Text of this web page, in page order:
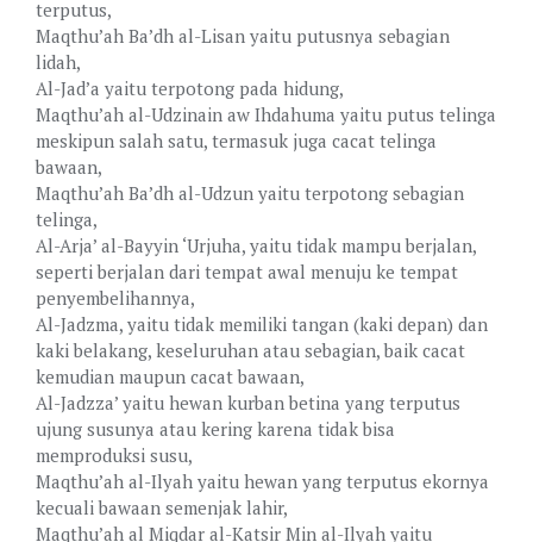
terputus,
Maqthu’ah Ba’dh al-Lisan yaitu putusnya sebagian
lidah,
Al-Jad’a yaitu terpotong pada hidung,
Maqthu’ah al-Udzinain aw Ihdahuma yaitu putus telinga
meskipun salah satu, termasuk juga cacat telinga
bawaan,
Maqthu’ah Ba’dh al-Udzun yaitu terpotong sebagian
telinga,
Al-Arja’ al-Bayyin ‘Urjuha, yaitu tidak mampu berjalan,
seperti berjalan dari tempat awal menuju ke tempat
penyembelihannya,
Al-Jadzma, yaitu tidak memiliki tangan (kaki depan) dan
kaki belakang, keseluruhan atau sebagian, baik cacat
kemudian maupun cacat bawaan,
Al-Jadzza’ yaitu hewan kurban betina yang terputus
ujung susunya atau kering karena tidak bisa
memproduksi susu,
Maqthu’ah al-Ilyah yaitu hewan yang terputus ekornya
kecuali bawaan semenjak lahir,
Maqthu’ah al Miqdar al-Katsir Min al-Ilyah yaitu